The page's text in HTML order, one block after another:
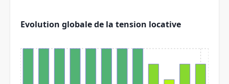
Evolution globale de la tension locative